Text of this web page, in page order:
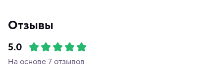
Отзывы
5.0
На основе 7 отзывов